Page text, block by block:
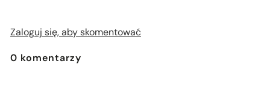
Zaloguj się, aby skomentować
0 komentarzy